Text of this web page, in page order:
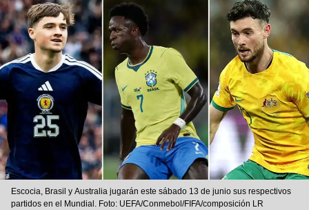
Escocia, Brasil y Australia jugarán este sábado 13 de junio sus respectivos
partidos en el Mundial. Foto: UEFA/Conmebol/FIFA/composición LR